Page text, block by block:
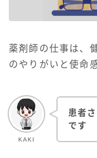
薬剤師の仕事は、
のやりがいと使命
KAKI
患者
です